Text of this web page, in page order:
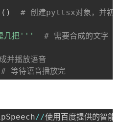
( ) # 创建pyttsx对象，并初
几把''' # 需要合成的文字
并播放语音
# 等待语音播放完
//使用百度提供的智能